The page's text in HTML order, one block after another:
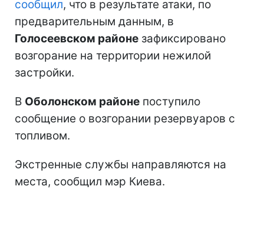
сообщил, что в результате атаки, по
предварительным данным, в
Голосеевском районе зафиксировано
возгорание на территории нежилой
застройки.
В Оболонском районе поступило
сообщение о возгорании резервуаров с
топливом.
Экстренные службы направляются на
места, сообщил мэр Киева.